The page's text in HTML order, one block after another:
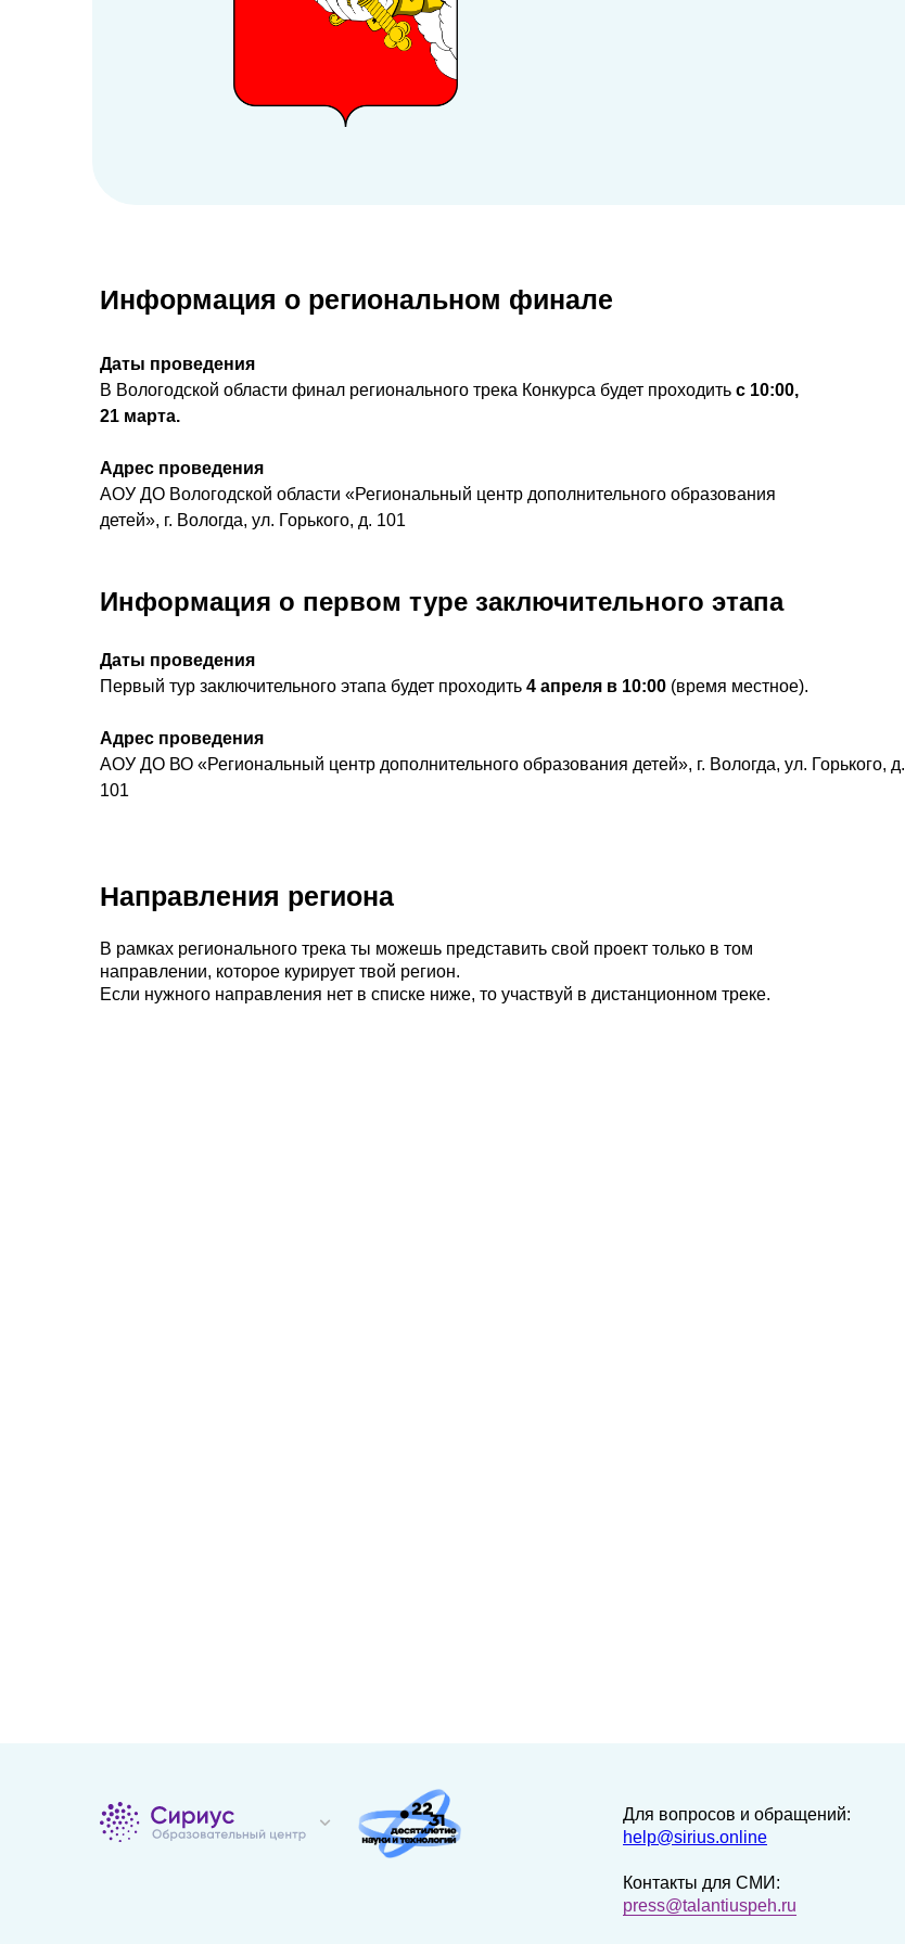
Информация о региональном финале
Даты проведения
В Вологодской области финал регионального трека Конкурса будет проходить с 10:00,
21 марта.
Адрес проведения
АОУ ДО Вологодской области «Региональный центр дополнительного образования
детей», г. Вологда, ул. Горького, д. 101
Информация о первом туре заключительного этапа
Даты проведения
Первый тур заключительного этапа будет проходить 4 апреля в 10:00 (время местное).
Адрес проведения
АОУ ДО ВО «Региональный центр дополнительного образования детей», г. Вологда, ул. Горького, д.
101
В рамках регионального трека ты можешь представить свой проект только в том
направлении, которое курирует твой регион.
Если нужного направления нет в списке ниже, то участвуй в дистанционном треке.
Направления региона
Для вопросов и обращений:
help@sirius.online
Контакты для СМИ:
press@talantiuspeh.ru